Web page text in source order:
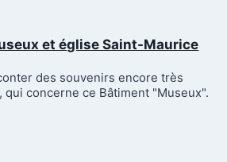
et église Saint-Maurice
des souvenirs encore très
concerne ce Bâtiment "Museux".